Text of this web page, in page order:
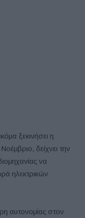
ξεκινήσει η
δείχνει την
να
ηλεκτρικών
αυτονομίας στον